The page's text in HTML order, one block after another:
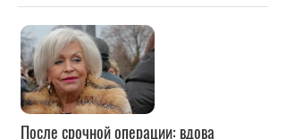
После срочной операции: вдова